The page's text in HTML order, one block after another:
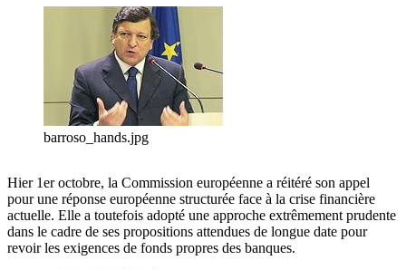
barroso_hands.jpg
Hier 1er octobre, la Commission européenne a réitéré son appel
pour une réponse européenne structurée face à la crise financière
actuelle. Elle a toutefois adopté une approche extrêmement prudente
dans le cadre de ses propositions attendues de longue date pour
revoir les exigences de fonds propres des banques.